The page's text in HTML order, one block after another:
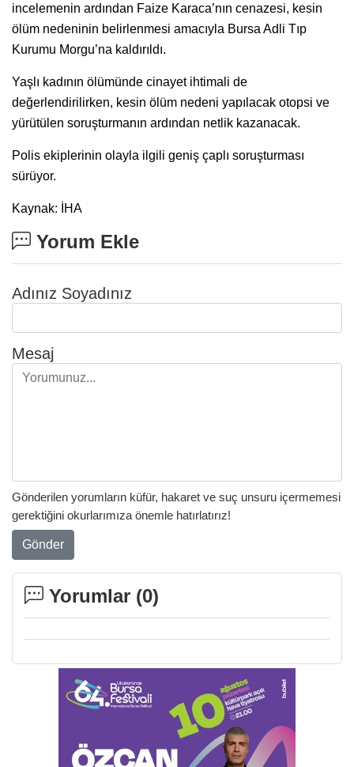
incelemenin ardından Faize Karaca’nın cenazesi, kesin
ölüm nedeninin belirlenmesi amacıyla Bursa Adli Tıp
Kurumu Morgu’na kaldırıldı.
Yaşlı kadının ölümünde cinayet ihtimali de
değerlendirilirken, kesin ölüm nedeni yapılacak otopsi ve
yürütülen soruşturmanın ardından netlik kazanacak.
Polis ekiplerinin olayla ilgili geniş çaplı soruşturması
sürüyor.
Kaynak: İHA
Yorum Ekle
Adınız Soyadınız
Mesaj
Gönderilen yorumların küfür, hakaret ve suç unsuru içermemesi
gerektiğini okurlarımıza önemle hatırlatırız!
Gönder
Yorumlar (0)